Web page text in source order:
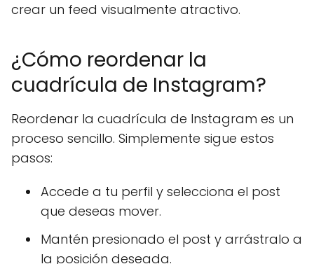
crear un feed visualmente atractivo.
¿Cómo reordenar la
cuadrícula de Instagram?
Reordenar la cuadrícula de Instagram es un
proceso sencillo. Simplemente sigue estos
pasos:
Accede a tu perfil y selecciona el post
que deseas mover.
Mantén presionado el post y arrástralo a
la posición deseada.